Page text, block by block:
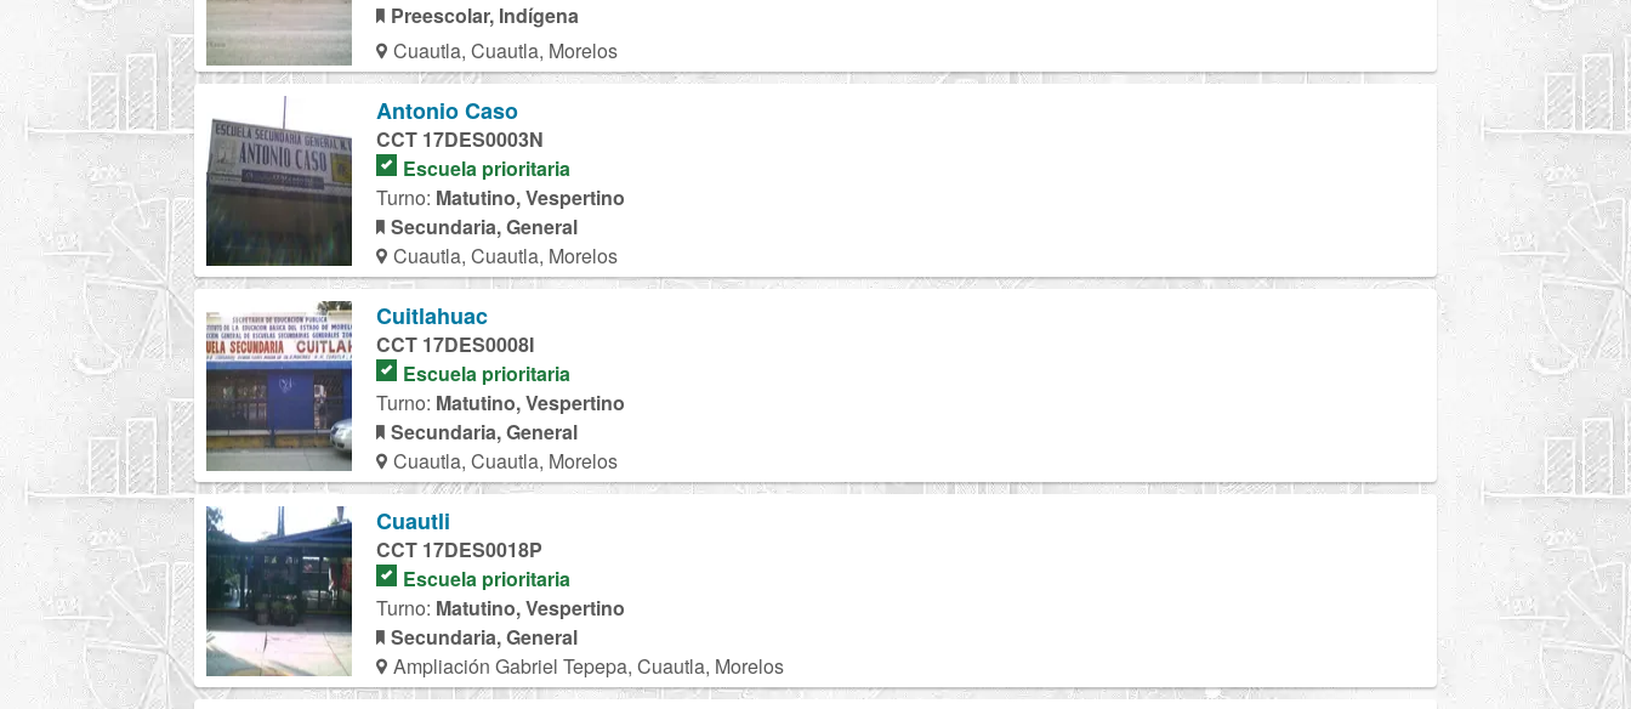
Preescolar, Indígena
Cuautla, Cuautla, Morelos
Antonio Caso
CCT 17DES0003N
Escuela prioritaria
Turno: Matutino, Vespertino
Secundaria, General
Cuautla, Cuautla, Morelos
Cuitlahuac
CCT 17DES0008I
Escuela prioritaria
Turno: Matutino, Vespertino
Secundaria, General
Cuautla, Cuautla, Morelos
Cuautli
CCT 17DES0018P
Escuela prioritaria
Turno: Matutino, Vespertino
Secundaria, General
Ampliación Gabriel Tepepa, Cuautla, Morelos